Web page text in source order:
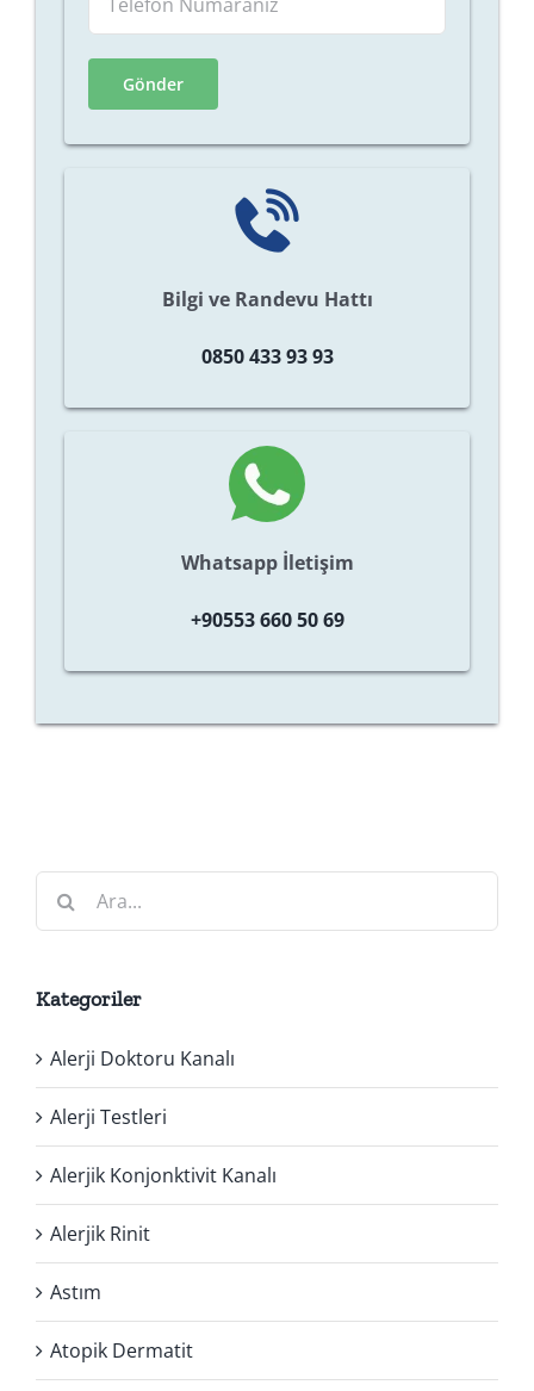
Bilgi ve Randevu Hattı
0850 433 93 93
Whatsapp İletişim
+90553 660 50 69
Kategoriler
Alerji Doktoru Kanalı
Alerji Testleri
Alerjik Konjonktivit Kanalı
Alerjik Rinit
Astım
Atopik Dermatit